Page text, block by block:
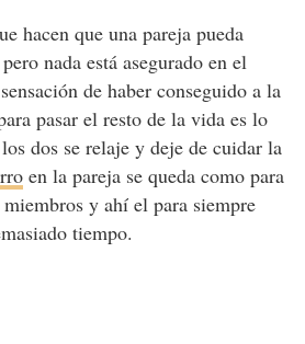
hacen que una pareja pueda
nada está asegurado en el
de haber conseguido a la
pasar el resto de la vida es lo
dos se relaje y deje de cuidar la
en la pareja se queda como para
y ahí el para siempre
tiempo.